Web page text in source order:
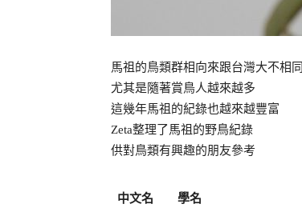
馬祖的鳥類群相向來跟台灣大不相同
尤其是隨著賞鳥人越來越多
這幾年馬祖的紀錄也越來越豐富
Zeta整理了馬祖的野鳥紀錄
供對鳥類有興趣的朋友參考
中文名 學名